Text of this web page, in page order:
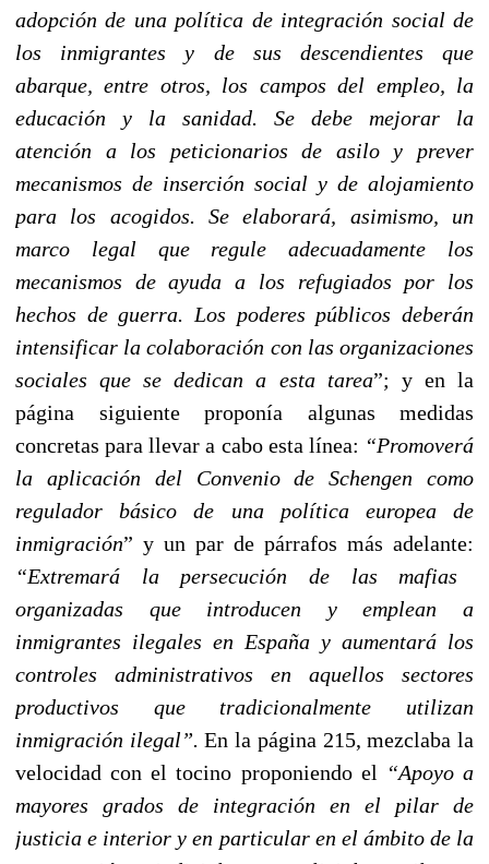
adopción de una política de integración social de
los inmigrantes y de sus descendientes que
abarque, entre otros, los campos del empleo, la
educación y la sanidad. Se debe mejorar la
atención a los peticionarios de asilo y prever
mecanismos de inserción social y de alojamiento
para los acogidos. Se elaborará, asimismo, un
marco legal que regule adecuadamente los
mecanismos de ayuda a los refugiados por los
hechos de guerra. Los poderes públicos deberán
intensificar la colaboración con las organizaciones
sociales que se dedican a esta tarea”; y en la
página siguiente proponía algunas medidas
concretas para llevar a cabo esta línea: “Promoverá
la aplicación del Convenio de Schengen como
regulador básico de una política europea de
inmigración” y un par de párrafos más adelante:
“Extremará la persecución de las mafias
organizadas que introducen y emplean a
inmigrantes ilegales en España y aumentará los
controles administrativos en aquellos sectores
productivos que tradicionalmente utilizan
inmigración ilegal”. En la página 215, mezclaba la
velocidad con el tocino proponiendo el “Apoyo a
mayores grados de integración en el pilar de
justicia e interior y en particular en el ámbito de la